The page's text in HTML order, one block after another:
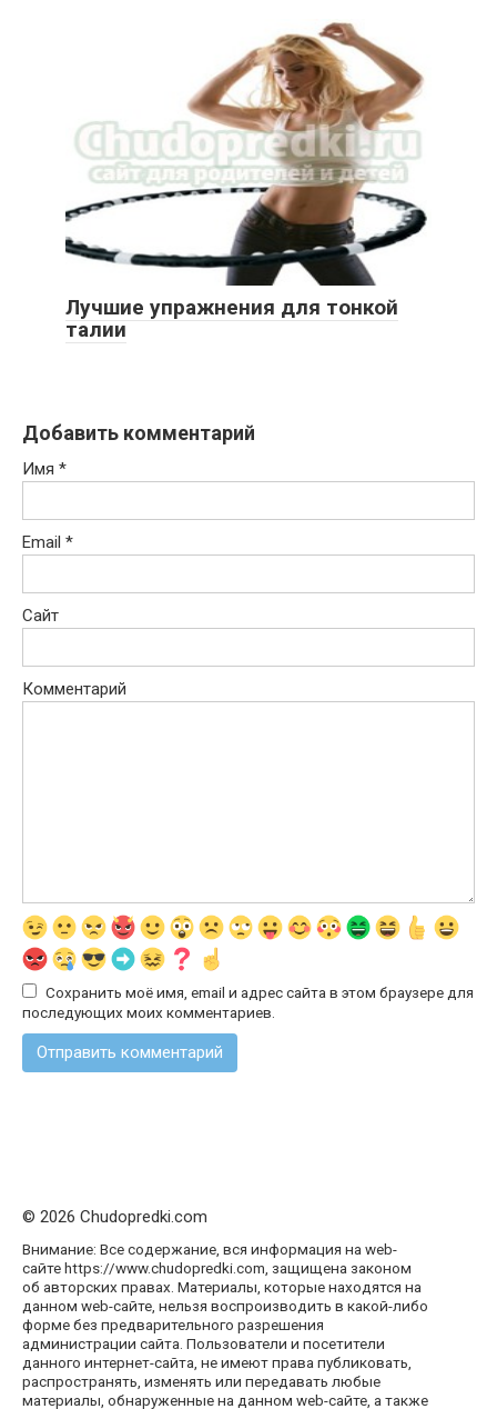
Лучшие упражнения для тонкой
талии
Добавить комментарий
Имя *
Email *
Сайт
Комментарий
Сохранить моё имя, email и адрес сайта в этом браузере для
последующих моих комментариев.
© 2026 Chudopredki.com
Внимание: Все содержание, вся информация на web-
сайте https://www.chudopredki.com, защищена законом
об авторских правах. Материалы, которые находятся на
данном web-сайте, нельзя воспроизводить в какой-либо
форме без предварительного разрешения
администрации сайта. Пользователи и посетители
данного интернет-сайта, не имеют права публиковать,
распространять, изменять или передавать любые
материалы, обнаруженные на данном web-сайте, а также